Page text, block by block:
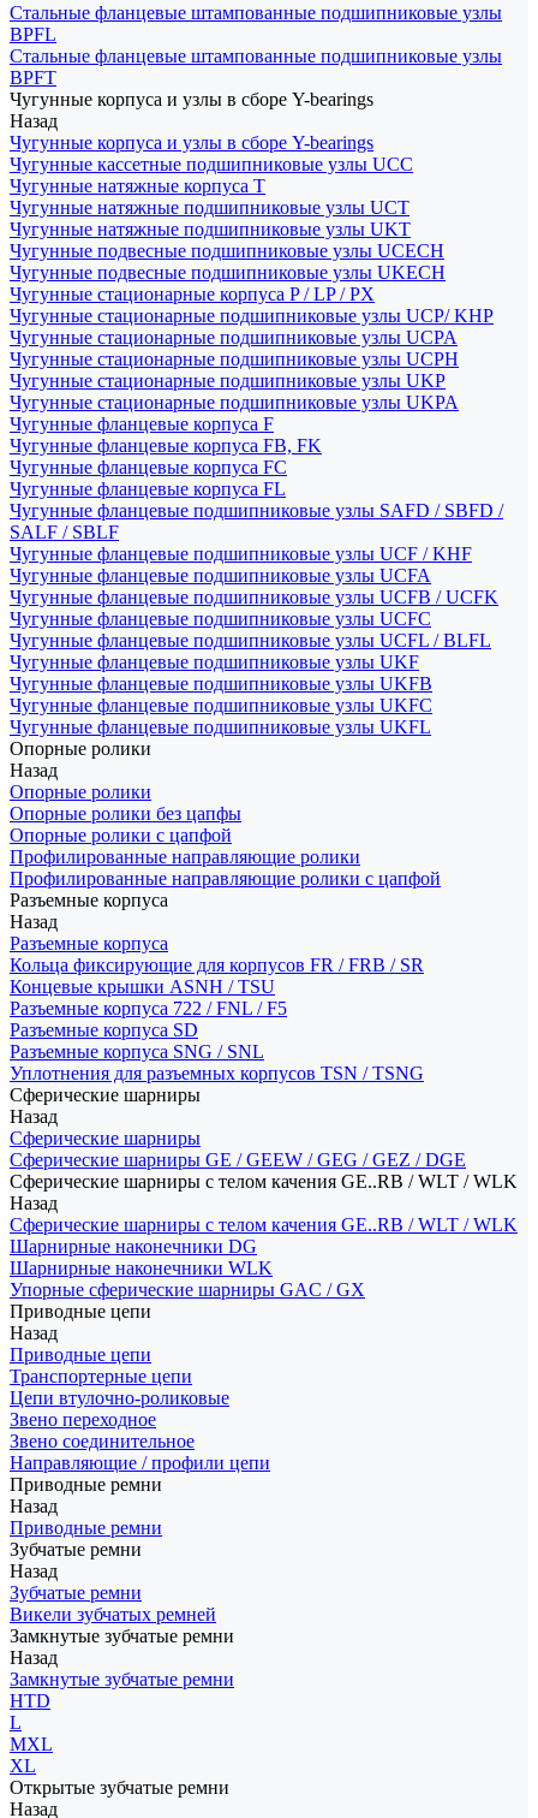
Стальные фланцевые штампованные подшипниковые узлы
BPFL
Стальные фланцевые штампованные подшипниковые узлы
BPFT
Чугунные корпуса и узлы в сборе Y-bearings
Назад
Чугунные корпуса и узлы в сборе Y-bearings
Чугунные кассетные подшипниковые узлы UCC
Чугунные натяжные корпуса T
Чугунные натяжные подшипниковые узлы UCT
Чугунные натяжные подшипниковые узлы UKT
Чугунные подвесные подшипниковые узлы UCECH
Чугунные подвесные подшипниковые узлы UKECH
Чугунные стационарные корпуса P / LP / PX
Чугунные стационарные подшипниковые узлы UCP/ KHP
Чугунные стационарные подшипниковые узлы UCPA
Чугунные стационарные подшипниковые узлы UCPH
Чугунные стационарные подшипниковые узлы UKP
Чугунные стационарные подшипниковые узлы UKPA
Чугунные фланцевые корпуса F
Чугунные фланцевые корпуса FB, FK
Чугунные фланцевые корпуса FC
Чугунные фланцевые корпуса FL
Чугунные фланцевые подшипниковые узлы SAFD / SBFD /
SALF / SBLF
Чугунные фланцевые подшипниковые узлы UCF / KHF
Чугунные фланцевые подшипниковые узлы UCFA
Чугунные фланцевые подшипниковые узлы UCFB / UCFK
Чугунные фланцевые подшипниковые узлы UCFC
Чугунные фланцевые подшипниковые узлы UCFL / BLFL
Чугунные фланцевые подшипниковые узлы UKF
Чугунные фланцевые подшипниковые узлы UKFB
Чугунные фланцевые подшипниковые узлы UKFC
Чугунные фланцевые подшипниковые узлы UKFL
Опорные ролики
Назад
Опорные ролики
Опорные ролики без цапфы
Опорные ролики с цапфой
Профилированные направляющие ролики
Профилированные направляющие ролики с цапфой
Разъемные корпуса
Назад
Разъемные корпуса
Кольца фиксирующие для корпусов FR / FRB / SR
Концевые крышки ASNH / TSU
Разъемные корпуса 722 / FNL / F5
Разъемные корпуса SD
Разъемные корпуса SNG / SNL
Уплотнения для разъемных корпусов TSN / TSNG
Сферические шарниры
Назад
Сферические шарниры
Сферические шарниры GE / GEEW / GEG / GEZ / DGE
Сферические шарниры с телом качения GE..RB / WLT / WLK
Назад
Сферические шарниры с телом качения GE..RB / WLT / WLK
Шарнирные наконечники DG
Шарнирные наконечники WLK
Упорные сферические шарниры GAC / GX
Приводные цепи
Назад
Приводные цепи
Транспортерные цепи
Цепи втулочно-роликовые
Звено переходное
Звено соединительное
Направляющие / профили цепи
Приводные ремни
Назад
Приводные ремни
Зубчатые ремни
Назад
Зубчатые ремни
Викели зубчатых ремней
Замкнутые зубчатые ремни
Назад
Замкнутые зубчатые ремни
HTD
L
MXL
XL
Открытые зубчатые ремни
Назад